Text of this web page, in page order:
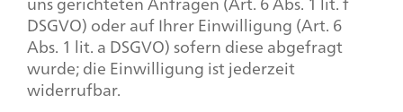
DSGVO) oder auf Ihrer Einwilligung (Art. 6
Abs. 1 lit. a DSGVO) sofern diese abgefragt
wurde; die Einwilligung ist jederzeit
widerrufbar.